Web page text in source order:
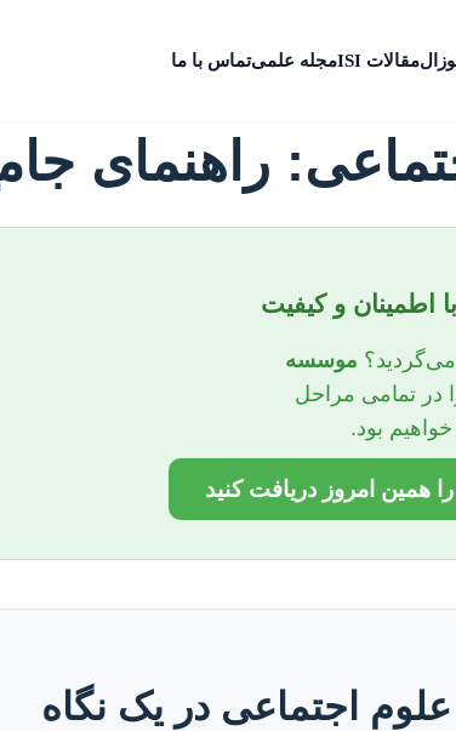
مقالات ISI مجله علمیتماس با ما
راهنمای
اطمینان و کیفیت
موسسه
در تمامی مراحل
بود.
همین امروز دریافت کنید
علوم اجتماعی در یک نگاه